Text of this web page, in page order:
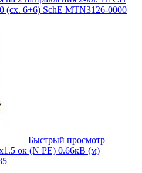
(сх. 6+6) SchE MTN3126-0000
Быстрый просмотр
ок (N PE) 0.66кВ (м)